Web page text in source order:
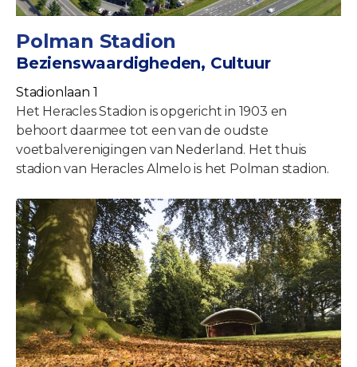
Polman Stadion
Bezienswaardigheden, Cultuur
Stadionlaan 1
Het Heracles Stadion is opgericht in 1903 en
behoort daarmee tot een van de oudste
voetbalverenigingen van Nederland. Het thuis
stadion van Heracles Almelo is het Polman stadion.